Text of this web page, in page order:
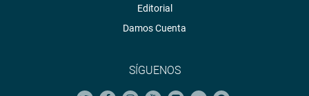
Editorial
Damos Cuenta
SÍGUENOS